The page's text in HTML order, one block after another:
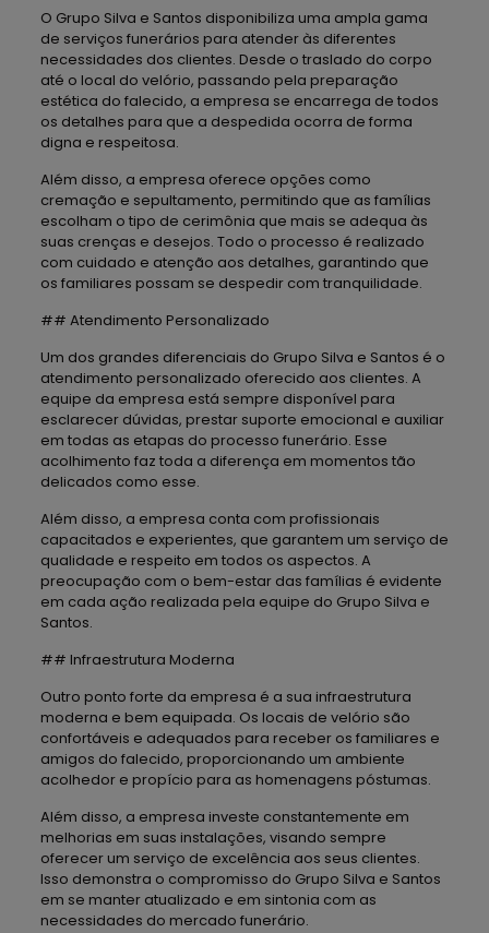
O Grupo Silva e Santos disponibiliza uma ampla gama
de serviços funerários para atender às diferentes
necessidades dos clientes. Desde o traslado do corpo
até o local do velório, passando pela preparação
estética do falecido, a empresa se encarrega de todos
os detalhes para que a despedida ocorra de forma
digna e respeitosa.
Além disso, a empresa oferece opções como
cremação e sepultamento, permitindo que as famílias
escolham o tipo de cerimônia que mais se adequa às
suas crenças e desejos. Todo o processo é realizado
com cuidado e atenção aos detalhes, garantindo que
os familiares possam se despedir com tranquilidade.
## Atendimento Personalizado
Um dos grandes diferenciais do Grupo Silva e Santos é o
atendimento personalizado oferecido aos clientes. A
equipe da empresa está sempre disponível para
esclarecer dúvidas, prestar suporte emocional e auxiliar
em todas as etapas do processo funerário. Esse
acolhimento faz toda a diferença em momentos tão
delicados como esse.
Além disso, a empresa conta com profissionais
capacitados e experientes, que garantem um serviço de
qualidade e respeito em todos os aspectos. A
preocupação com o bem-estar das famílias é evidente
em cada ação realizada pela equipe do Grupo Silva e
Santos.
## Infraestrutura Moderna
Outro ponto forte da empresa é a sua infraestrutura
moderna e bem equipada. Os locais de velório são
confortáveis e adequados para receber os familiares e
amigos do falecido, proporcionando um ambiente
acolhedor e propício para as homenagens póstumas.
Além disso, a empresa investe constantemente em
melhorias em suas instalações, visando sempre
oferecer um serviço de excelência aos seus clientes.
Isso demonstra o compromisso do Grupo Silva e Santos
em se manter atualizado e em sintonia com as
necessidades do mercado funerário.